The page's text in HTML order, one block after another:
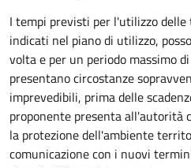
I tempi previsti per l'utilizzo delle
indicati nel piano di utilizzo,
volta e per un periodo massimo
presentano circostanze
imprevedibili, prima delle
proponente presenta all'autorità
la protezione dell'ambiente
comunicazione con i nuovi